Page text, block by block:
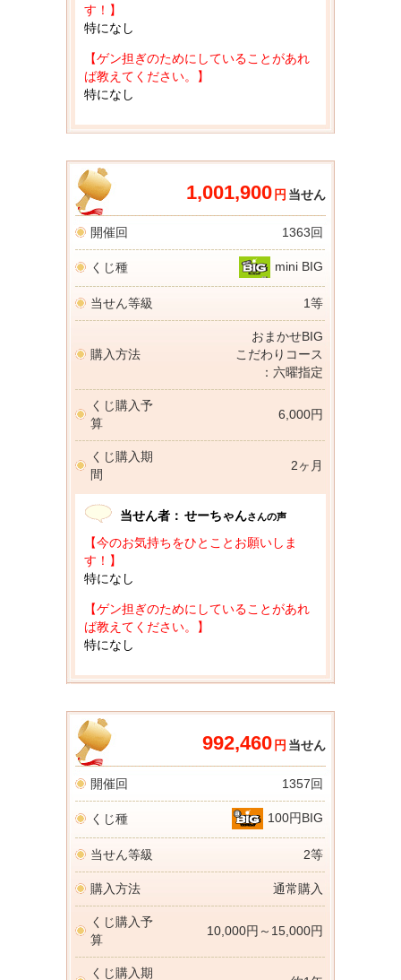
す！】
特になし
【ゲン担ぎのためにしていることがあれ
ば教えてください。】
特になし
1,001,900 円 当せん
開催回 1363回
くじ種 mini BIG
当せん等級 1等
購入方法
おまかせBIG
こだわりコース
：六曜指定
くじ購入予
算
6,000円
くじ購入期
間
2ヶ月
当せん者： せーちゃんさんの声
【今のお気持ちをひとことお願いしま
す！】
特になし
【ゲン担ぎのためにしていることがあれ
ば教えてください。】
特になし
992,460 円 当せん
開催回 1357回
くじ種 100円BIG
当せん等級 2等
購入方法 通常購入
くじ購入予
算
10,000円～15,000円
くじ購入期